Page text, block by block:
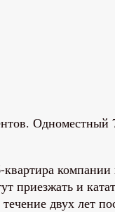
компании
приезжать и
двух лет